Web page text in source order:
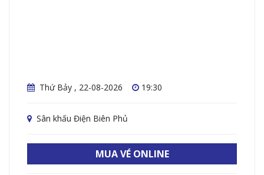
Thứ Bảy , 22-08-2026 19:30
Sân khấu Điện Biên Phủ
MUA VÉ ONLINE